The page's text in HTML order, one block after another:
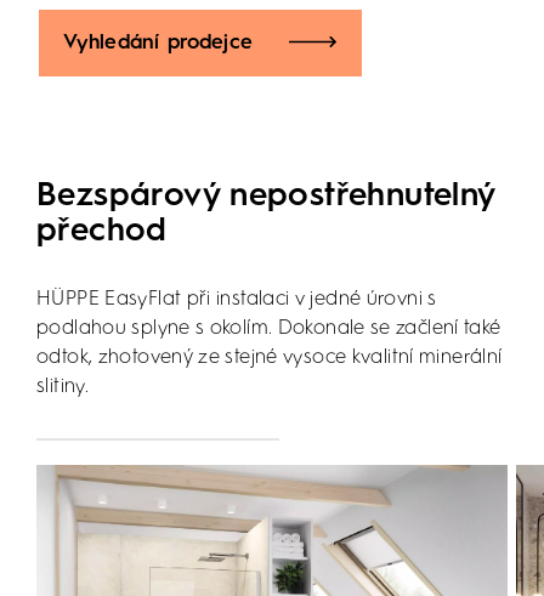
Vyhledání prodejce
Bezspárový nepostřehnutelný
přechod
HÜPPE EasyFlat při instalaci v jedné úrovni s
podlahou splyne s okolím. Dokonale se začlení také
odtok, zhotovený ze stejné vysoce kvalitní minerální
slitiny.